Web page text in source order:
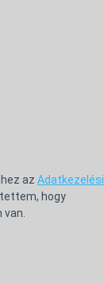
az Adatkezelési
hogy